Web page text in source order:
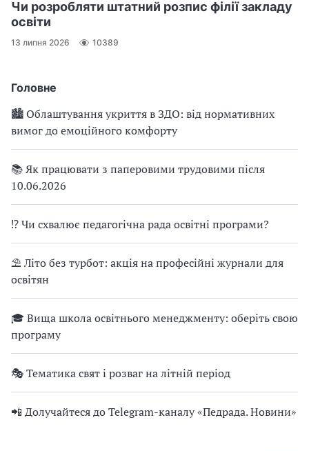
Головне
🏙 Облаштування укриття в ЗДО: від нормативних
вимог до емоційного комфорту
📚 Як працювати з паперовими трудовими після
10.06.2026
⁉ Чи схвалює педагогічна рада освітні програми?
⛱ Літо без турбот: акція на професійні журнали для
освітян
🎓 Вища школа освітнього менеджменту: оберіть свою
програму
🎭 Тематика свят і розваг на літній період
📲 Долучайтеся до Telegram-каналу «Педрада. Новини»
Чи розробляти штатний розпис філії закладу
освіти
13 липня 2026 10389